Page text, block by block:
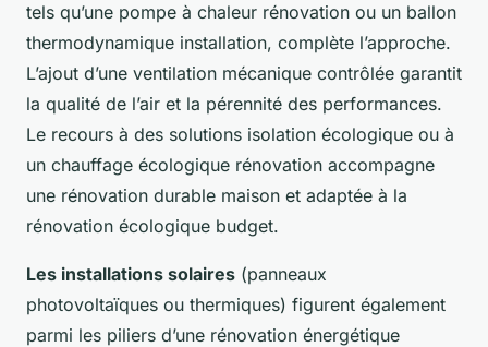
tels qu’une pompe à chaleur rénovation ou un ballon
thermodynamique installation, complète l’approche.
L’ajout d’une ventilation mécanique contrôlée garantit
la qualité de l’air et la pérennité des performances.
Le recours à des solutions isolation écologique ou à
un chauffage écologique rénovation accompagne
une rénovation durable maison et adaptée à la
rénovation écologique budget.
Les installations solaires (panneaux
photovoltaïques ou thermiques) figurent également
parmi les piliers d’une rénovation énergétique